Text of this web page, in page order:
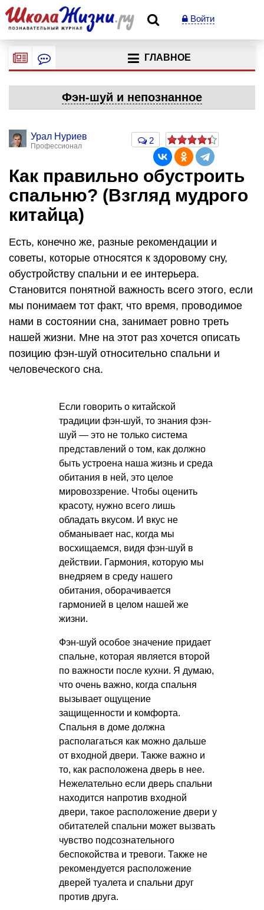
Войти
ГЛАВНОЕ
Фэн-шуй и непознанное
Урал Нуриев
Профессионал
2
Как правильно обустроить
спальню? (Взгляд мудрого
китайца)
Есть, конечно же, разные рекомендации и
советы, которые относятся к здоровому сну,
обустройству спальни и ее интерьера.
Становится понятной важность всего этого, если
мы понимаем тот факт, что время, проводимое
нами в состоянии сна, занимает ровно треть
нашей жизни. Мне на этот раз хочется описать
позицию фэн-шуй относительно спальни и
человеческого сна.
Если говорить о китайской
традиции фэн-шуй, то знания фэн-
шуй — это не только система
представлений о том, как должно
быть устроена наша жизнь и среда
обитания в ней, это целое
мировоззрение. Чтобы оценить
красоту, нужно всего лишь
обладать вкусом. И вкус не
обманывает нас, когда мы
восхищаемся, видя фэн-шуй в
действии. Гармония, которую мы
внедряем в среду нашего
обитания, оборачивается
гармонией в целом нашей же
жизни.
Фэн-шуй особое значение придает
спальне, которая является второй
по важности после кухни. Я думаю,
что очень важно, когда спальня
вызывает ощущение
защищенности и комфорта.
Спальня в доме должна
располагаться как можно дальше
от входной двери. Также важно и
то, как расположена дверь в нее.
Нежелательно если дверь спальни
находится напротив входной
двери, такое расположение двери у
обитателей спальни может вызвать
чувство подсознательного
беспокойства и тревоги. Также не
рекомендуется расположение
дверей туалета и спальни друг
против друга.